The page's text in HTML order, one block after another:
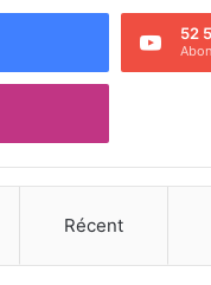
52
Récent